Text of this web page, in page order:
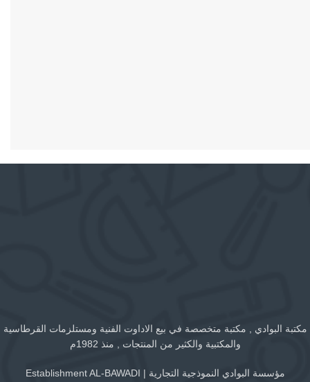
مكتبة البوادي , مكتبة متخصصة في بيع الاداوت الفنية ومستلزمات القرطاسية
والمكتبية والكثير من المنتجات , منذ 1982م
مؤسسة البوادي النموذجية التجارية | Establishment AL-BAWADI